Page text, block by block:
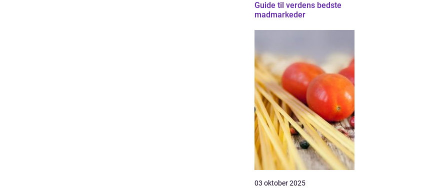
Guide til verdens bedste
madmarkeder
03 oktober 2025